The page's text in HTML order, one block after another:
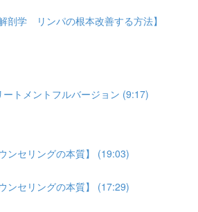
剖学 リンパの根本改善する方法】
ートメントフルバージョン (9:17)
ンセリングの本質】 (19:03)
ンセリングの本質】 (17:29)